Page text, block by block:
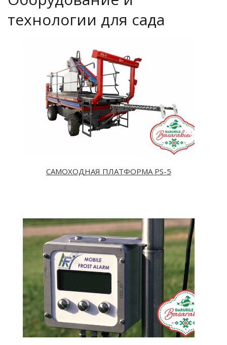
технологии для сада
CAМOXOДНАЯ ПЛАТФОРМА PS-5